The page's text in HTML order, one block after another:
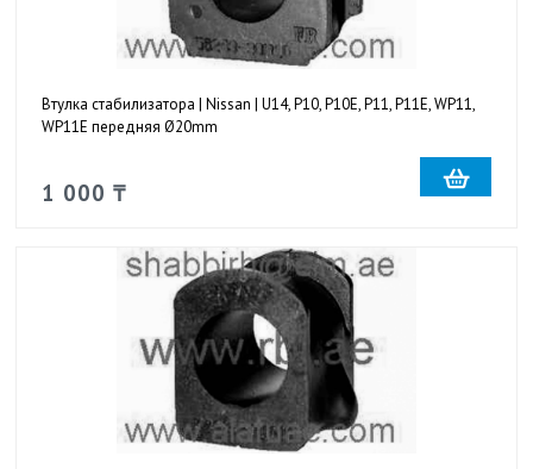
Втулка стабилизатора | Nissan | U14, P10, P10E, P11, P11E, WP11,
WP11E передняя Ø20mm
1 000 ₸